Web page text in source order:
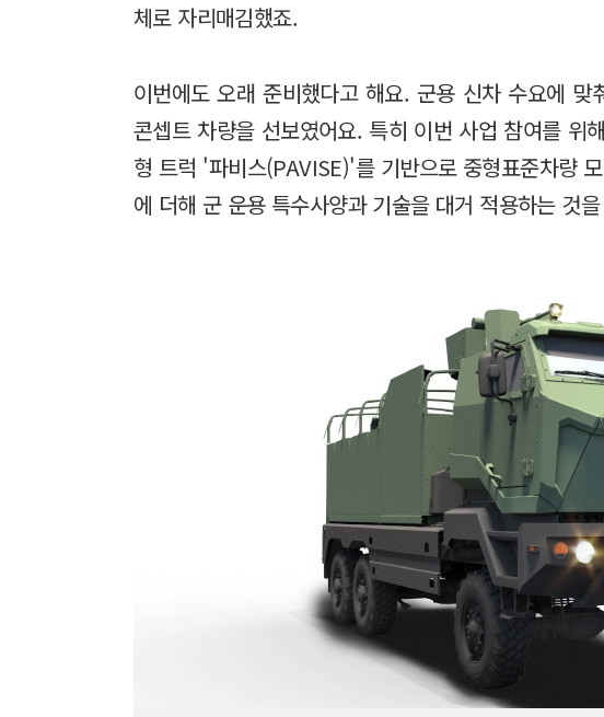
체로 자리매김했죠.
이번에도 오래 준비했다고 해요. 군용 신차 수요에
콘셉트 차량을 선보였어요. 특히 이번 사업 참여를 위
형 트럭 '파비스(PAVISE)'를 기반으로 중형표준차량
에 더해 군 운용 특수사양과 기술을 대거 적용하는 것